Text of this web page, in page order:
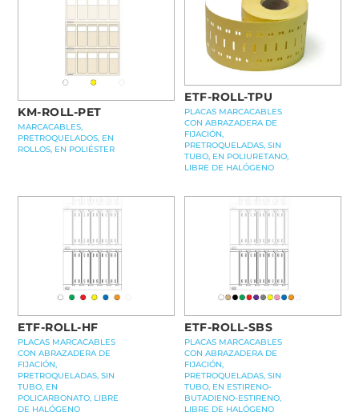
KM-ROLL-PET
MARCACABLES,
PRETROQUELADOS, EN
ROLLOS, EN POLIÉSTER
ETF-ROLL-TPU
PLACAS MARCACABLES
CON ABRAZADERA DE
FIJACIÓN,
PRETROQUELADAS, SIN
TUBO, EN POLIURETANO,
LIBRE DE HALÓGENO
ETF-ROLL-HF
PLACAS MARCACABLES
CON ABRAZADERA DE
FIJACIÓN,
PRETROQUELADAS, SIN
TUBO, EN
POLICARBONATO, LIBRE
DE HALÓGENO
ETF-ROLL-SBS
PLACAS MARCACABLES
CON ABRAZADERA DE
FIJACIÓN,
PRETROQUELADAS, SIN
TUBO, EN ESTIRENO-
BUTADIENO-ESTIRENO,
LIBRE DE HALÓGENO